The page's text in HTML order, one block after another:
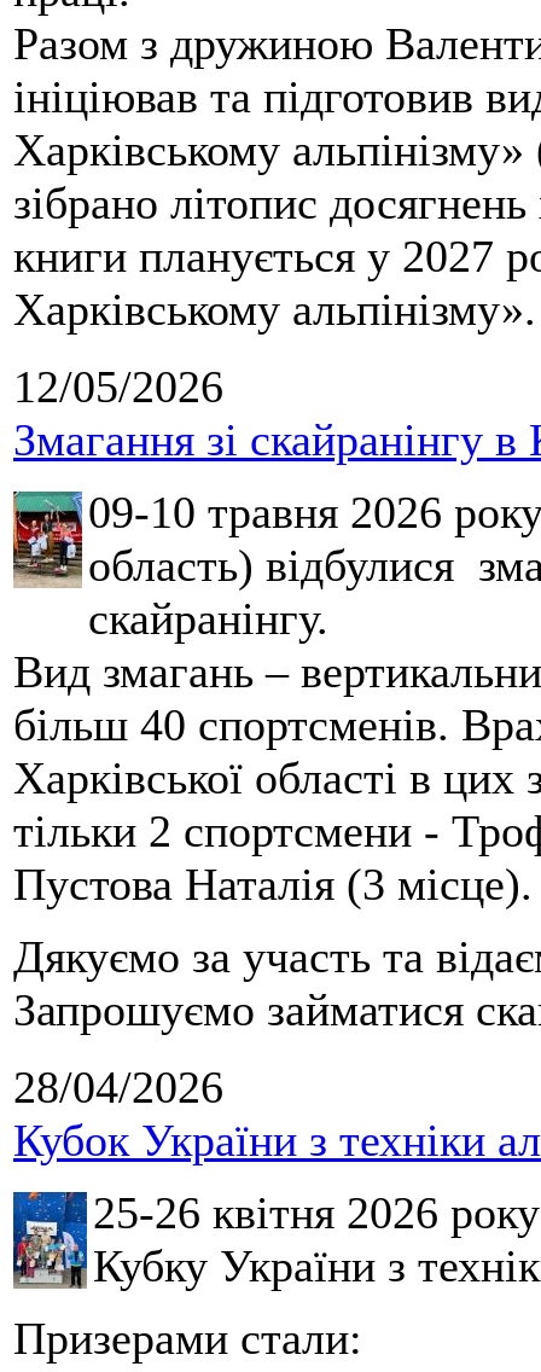
Разом з дружиною
ініціював та підготовив
Харківському
зібрано літопис
книги планується у 2027
Харківському альпінізму».
12/05/2026
Змагання зі скайранінгу в
09-10 травня 2026
область) відбулися
скайранінгу.
Вид змагань –
більш 40 спортсменів.
Харківської області в
тільки 2 спортсмени -
Пустова Наталія (3 місце).
Дякуємо за участь та
Запрошуємо займатися
28/04/2026
Кубок України з техніки
25-26 квітня 2026
Кубку України з
Призерами стали: